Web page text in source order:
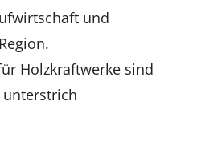
und
Holzkraftwerke sind
unterstrich